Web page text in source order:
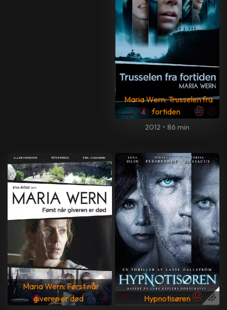
Maria Wern: Trusselen fra
fortiden
2012 • 86 min
Maria Wern: Først når
giveren er død
Hypnotisøren